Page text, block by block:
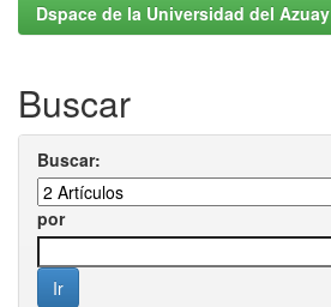
Dspace de la Universidad del Azuay
Buscar
Buscar:
por